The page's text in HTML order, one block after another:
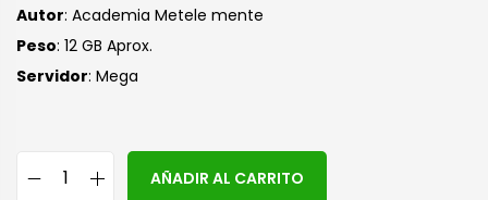
Autor: Academia Metele mente
Peso: 12 GB Aprox.
Servidor: Mega
AÑADIR AL CARRITO